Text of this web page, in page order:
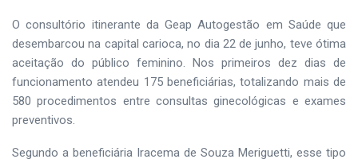
O consultório itinerante da Geap Autogestão em Saúde que
desembarcou na capital carioca, no dia 22 de junho, teve ótima
aceitação do público feminino. Nos primeiros dez dias de
funcionamento atendeu 175 beneficiárias, totalizando mais de
580 procedimentos entre consultas ginecológicas e exames
preventivos.
Segundo a beneficiária Iracema de Souza Meriguetti, esse tipo